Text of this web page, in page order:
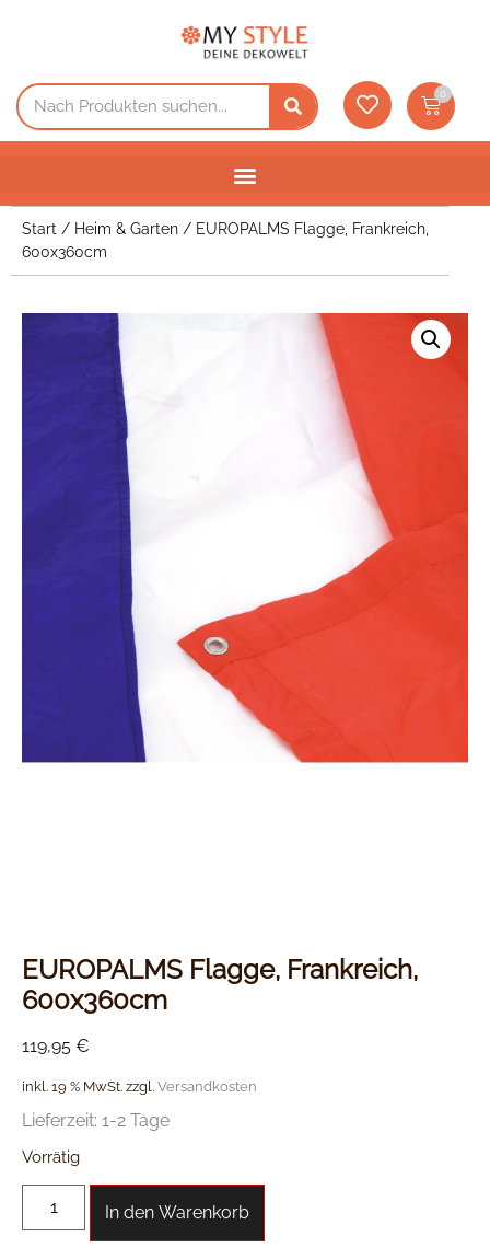
0
Start / Heim & Garten / EUROPALMS Flagge, Frankreich,
600x360cm
EUROPALMS Flagge, Frankreich,
600x360cm
119,95 €
inkl. 19 % MwSt. zzgl. Versandkosten
Lieferzeit: 1-2 Tage
Vorrätig
In den Warenkorb